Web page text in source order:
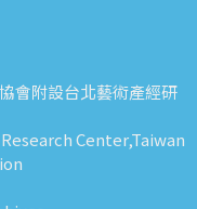
會附設台北藝術產經研
Center,Taiwan